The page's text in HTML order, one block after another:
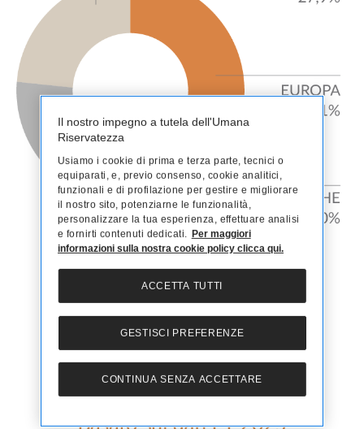
Canali distributivi e mix di prodotto
Il nostro impegno a tutela dell'Umana
Riservatezza
Usiamo i cookie di prima e terza parte, tecnici o
equiparati, e, previo consenso, cookie analitici,
funzionali e di profilazione per gestire e migliorare
il nostro sito, potenziarne le funzionalità,
personalizzare la tua esperienza, effettuare analisi
e fornirti contenuti dedicati. Per maggiori
informazioni sulla nostra cookie policy clicca qui.
CONTINUA SENZA ACCETTARE
ACCETTA TUTTI
GESTISCI PREFERENZE